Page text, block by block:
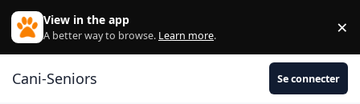
Aller au contenu
View in the app
A better way to browse. Learn more. ×
Cani-Seniors Se connecter